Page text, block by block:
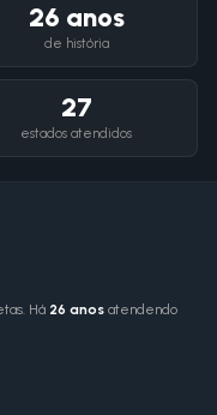
26 anos
de história
27
estados atendidos
Há 26 anos atendendo